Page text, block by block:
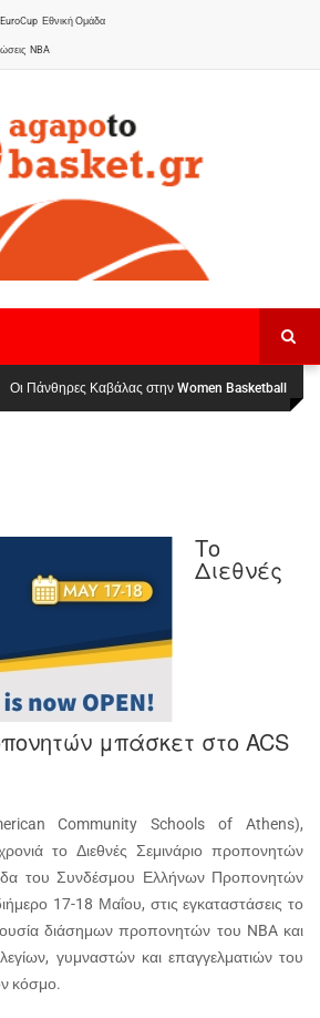
EuroCup Εθνική Ομάδα
NBA
Οι Πάνθηρες Καβάλας στην Women Basketball
League 1:
Το
Διεθνές
μπάσκετ στο ACS
Community Schools of Athens),
το Διεθνές Σεμινάριο προπονητών
του Συνδέσμου Ελλήνων Προπονητών
17-18 Μαΐου, στις εγκαταστάσεις το
διάσημων προπονητών του NBA και
γυμναστών και επαγγελματιών του
κόσμο.